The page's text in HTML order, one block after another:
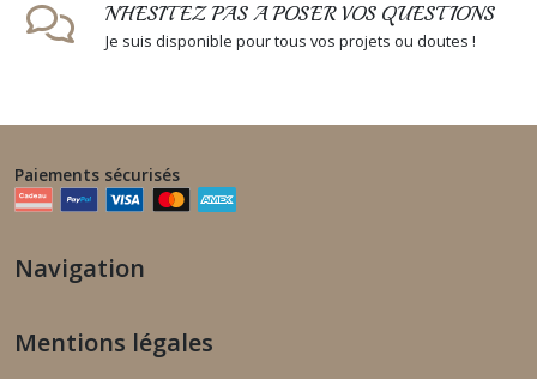
N'HESITEZ PAS A POSER VOS QUESTIONS
Je suis disponible pour tous vos projets ou doutes !
Paiements sécurisés
Navigation
Mentions légales